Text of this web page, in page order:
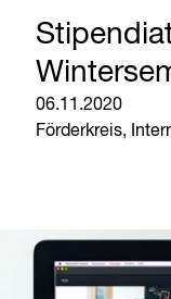
06.11.2020
Förderkreis,